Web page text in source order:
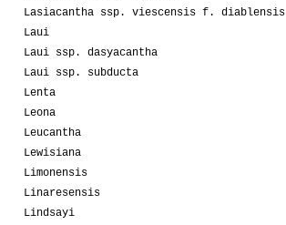
Lasiacantha ssp. viescensis f. diablensis
Laui
Laui ssp. dasyacantha
Laui ssp. subducta
Lenta
Leona
Leucantha
Lewisiana
Limonensis
Linaresensis
Lindsayi